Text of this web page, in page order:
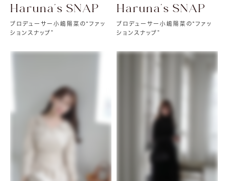
Haruna's SNAP
プロデューサー小嶋陽菜の“ファッ
ションスナップ”
Haruna's SNAP
プロデューサー小嶋陽菜の“ファッ
ションスナップ”